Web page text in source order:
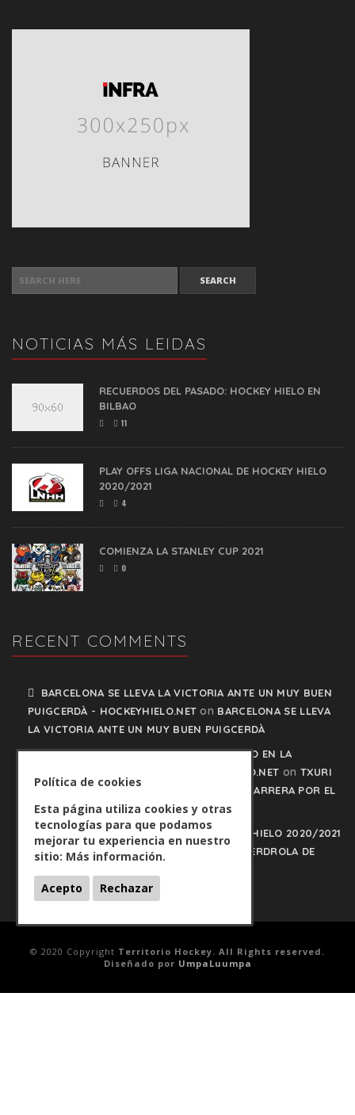
NOTICIAS MÁS LEIDAS
RECUERDOS DEL PASADO: HOCKEY HIELO EN
BILBAO
11
PLAY OFFS LIGA NACIONAL DE HOCKEY HIELO
2020/2021
4
COMIENZA LA STANLEY CUP 2021
0
RECENT COMMENTS
BARCELONA SE LLEVA LA VICTORIA ANTE UN MUY BUEN
PUIGCERDÀ - HOCKEYHIELO.NET on BARCELONA SE LLEVA
LA VICTORIA ANTE UN MUY BUEN PUIGCERDÀ
TXURI URDIN Y JACA NO PISAN EL FRENO EN LA
CARRERA POR EL LIDERATO - HOCKEYHIELO.NET on TXURI
URDIN Y JACA NO PISAN EL FRENO EN LA CARRERA POR EL
LIDERATO
PLAY OFFS LIGA IBERDROLA DE HOCKEY HIELO 2020/2021
- HOCKEYHIELO.NET
on PLAY OFFS LIGA IBERDROLA DE
© 2020 Copyright Territorio Hockey. All Rights reserved.
Diseñado por UmpaLuumpa
Política de cookies
Esta página utiliza cookies y otras
tecnologías para que podamos
mejorar tu experiencia en nuestro
sitio: Más información.
Acepto Rechazar